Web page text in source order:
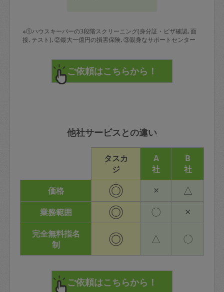
※①ハウスキーパーの3段階スクリーニング(身分証・ビザ確認､面
接､テスト)､②最大一億円の損害保険､③親身なサポートセンター
他社サービスとの違い
タスカ
ジ
A
社
B
社
価格
◎ × △
業務範囲 ◎ 〇 ×
完全無料指名
制
◎ △ 〇